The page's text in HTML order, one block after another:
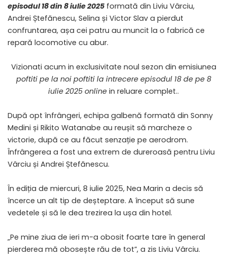
episodul 18 din 8 iulie 2025 formată din Liviu Vârciu,
Andrei Ștefănescu, Selina și Victor Slav a pierdut
confruntarea, așa cei patru au muncit la o fabrică ce
repară locomotive cu abur.
Vizionati acum in exclusivitate noul sezon din emisiunea
poftiti pe la noi poftiti la intrecere episodul 18 de pe 8
iulie 2025 online in reluare complet..
După opt înfrângeri, echipa galbenă formată din Sonny
Medini și Rikito Watanabe au reușit să marcheze o
victorie, după ce au făcut senzație pe aerodrom.
Înfrângerea a fost una extrem de dureroasă pentru Liviu
Vârciu și Andrei Ștefănescu.
În ediția de miercuri, 8 iulie 2025, Nea Marin a decis să
încerce un alt tip de deșteptare. A început să sune
vedetele și să le dea trezirea la ușa din hotel.
„Pe mine ziua de ieri m-a obosit foarte tare în general
pierderea mă obosește rău de tot”, a zis Liviu Vârciu.